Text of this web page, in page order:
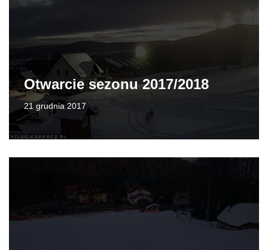
Otwarcie sezonu 2017/2018
21 grudnia 2017